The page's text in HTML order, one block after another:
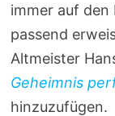
immer auf den
passend
Altmeister
Geheimnis
hinzuzufügen.